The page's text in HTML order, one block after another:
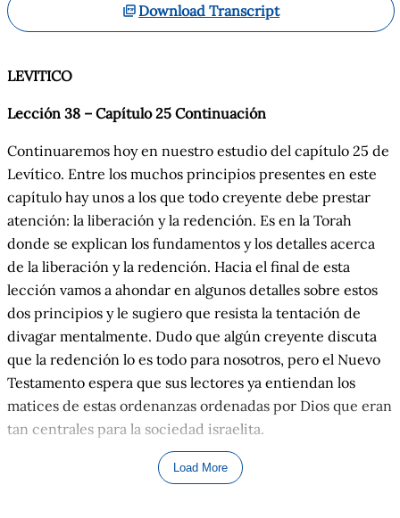
Download Transcript
LEVITICO
Lección 38 – Capítulo 25 Continuación
Continuaremos hoy en nuestro estudio del capítulo 25 de
Levítico. Entre los muchos principios presentes en este
capítulo hay unos a los que todo creyente debe prestar
atención: la liberación y la redención. Es en la Torah
donde se explican los fundamentos y los detalles acerca
de la liberación y la redención. Hacia el final de esta
lección vamos a ahondar en algunos detalles sobre estos
dos principios y le sugiero que resista la tentación de
divagar mentalmente. Dudo que algún creyente discuta
que la redención lo es todo para nosotros, pero el Nuevo
Testamento espera que sus lectores ya entiendan los
matices de estas ordenanzas ordenadas por Dios que eran
tan centrales para la sociedad israelita.
Lo dejamos la última vez en los versículos 18 y 19, que nos
enseñaron que la tierra, Canaán, que el Señor entregaría a
Load More